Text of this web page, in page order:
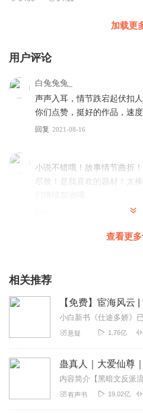
加载更
用户评论
白兔兔兔_
声声入耳，情节跌宕起伏扣
你们点赞，挺好的作品，速
回复 2021-08-16
小说不错哦！故事情节曲折
尽致！是我喜欢的题材！太
友！
2021-08-16
念念相忘wang
尽致！是我喜欢的题材！太
2021-08-16
查看更
相关推荐
【免费】宦海风云
悬疑 1.76亿
有声书 19.02亿